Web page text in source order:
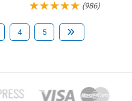
(986)
4 5